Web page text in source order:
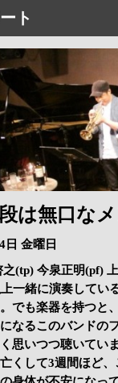
ト
は無口な
日 金曜日
(tp) 今泉正明(pf)
一緒に演奏してい
でも楽器を持つと
なるこのバンドの
思いつつ聴いていま
くして3週間ほど